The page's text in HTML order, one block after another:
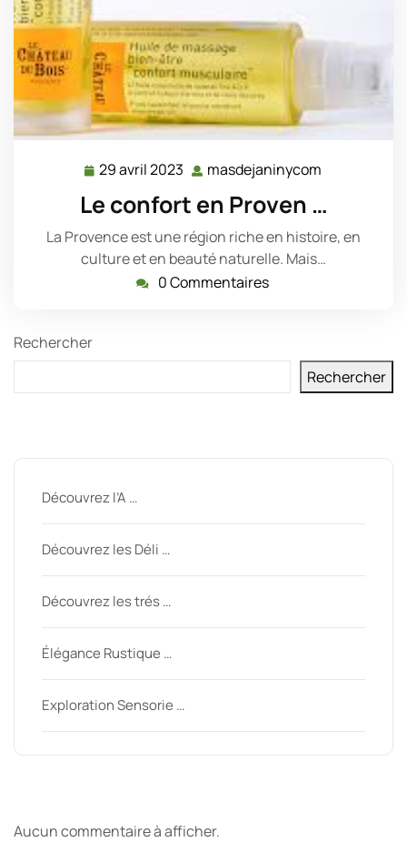
29 avril 2023 29
avril
2023
masdejaninycom
Le confort en Proven …
La Provence est une région riche en histoire, en
culture et en beauté naturelle. Mais…
0 Commentaires
Rechercher
Rechercher
Découvrez l’A …
Découvrez les Déli …
Découvrez les trés …
Élégance Rustique …
Exploration Sensorie …
Aucun commentaire à afficher.